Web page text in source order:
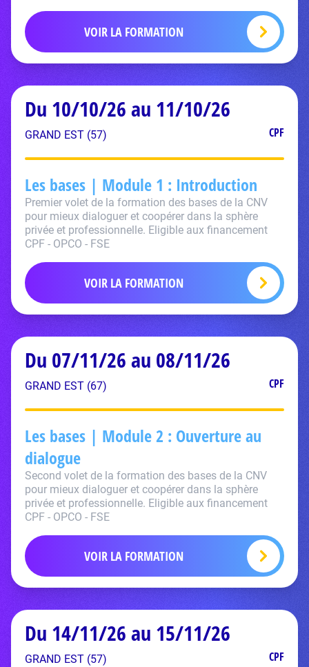
VOIR LA FORMATION
Du 10/10/26 au 11/10/26
GRAND EST (57) CPF
Les bases | Module 1 : Introduction
Premier volet de la formation des bases de la CNV
pour mieux dialoguer et coopérer dans la sphère
privée et professionnelle. Eligible aux financement
CPF - OPCO - FSE
VOIR LA FORMATION
Du 07/11/26 au 08/11/26
GRAND EST (67) CPF
Les bases | Module 2 : Ouverture au
dialogue
Second volet de la formation des bases de la CNV
pour mieux dialoguer et coopérer dans la sphère
privée et professionnelle. Eligible aux financement
CPF - OPCO - FSE
VOIR LA FORMATION
Du 14/11/26 au 15/11/26
GRAND EST (57) CPF